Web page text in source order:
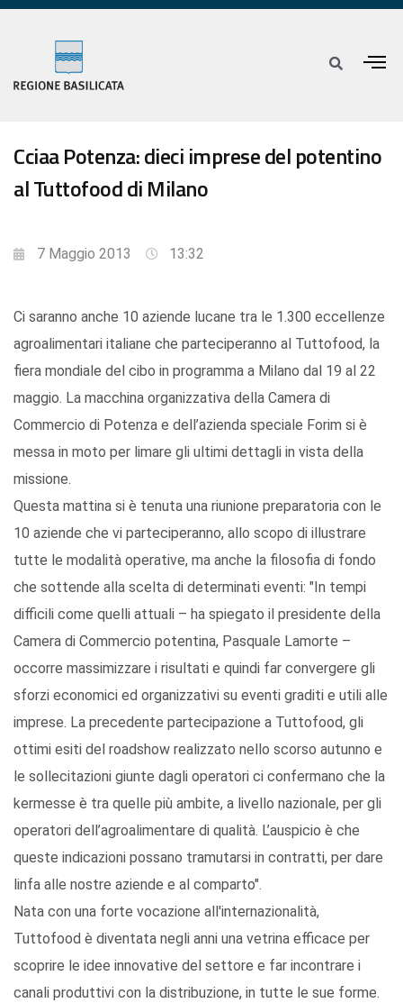
Cciaa Potenza: dieci imprese del potentino
al Tuttofood di Milano
7 Maggio 2013 13:32
Ci saranno anche 10 aziende lucane tra le 1.300 eccellenze
agroalimentari italiane che parteciperanno al Tuttofood, la
fiera mondiale del cibo in programma a Milano dal 19 al 22
maggio. La macchina organizzativa della Camera di
Commercio di Potenza e dell’azienda speciale Forim si è
messa in moto per limare gli ultimi dettagli in vista della
missione.
Questa mattina si è tenuta una riunione preparatoria con le
10 aziende che vi parteciperanno, allo scopo di illustrare
tutte le modalità operative, ma anche la filosofia di fondo
che sottende alla scelta di determinati eventi: "In tempi
difficili come quelli attuali – ha spiegato il presidente della
Camera di Commercio potentina, Pasquale Lamorte –
occorre massimizzare i risultati e quindi far convergere gli
sforzi economici ed organizzativi su eventi graditi e utili alle
imprese. La precedente partecipazione a Tuttofood, gli
ottimi esiti del roadshow realizzato nello scorso autunno e
le sollecitazioni giunte dagli operatori ci confermano che la
kermesse è tra quelle più ambite, a livello nazionale, per gli
operatori dell’agroalimentare di qualità. L’auspicio è che
queste indicazioni possano tramutarsi in contratti, per dare
linfa alle nostre aziende e al comparto".
Nata con una forte vocazione all'internazionalità,
Tuttofood è diventata negli anni una vetrina efficace per
scoprire le idee innovative del settore e far incontrare i
canali produttivi con la distribuzione, in tutte le sue forme.